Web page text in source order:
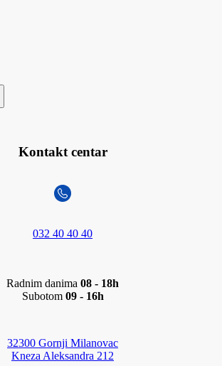
Kontakt centar
032 40 40 40
Radnim danima 08 - 18h
Subotom 09 - 16h
32300 Gornji Milanovac
Kneza Aleksandra 212